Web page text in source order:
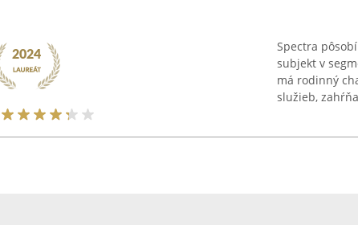
Spectra
subjekt v
má rodinný
služieb,